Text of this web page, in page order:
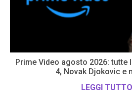
Prime Video agosto 2026: tutte
4, Novak Djokovic e
LEGGI